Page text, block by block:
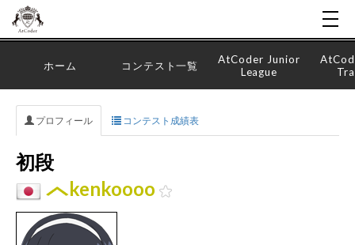
ホーム コンテスト一覧
AtCoder Junior
League
プロフィール コンテスト成績表
初段
kenkoooo